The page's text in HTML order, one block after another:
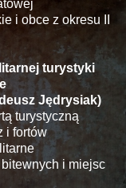
i obce z okresu II
turystyki
Jędrysiak)
turystyczną
i fortów
i miejsc